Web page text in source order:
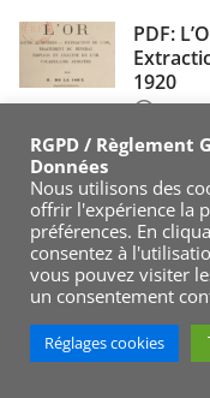
PDF:
1920
14393
trouver
les
13997
Tutoriel
manuel
sans
RGPD / Règlement
Données
Nous utilisons des
offrir l'expérience la
préférences. En
consentez à
vous pouvez visiter
un consentement
Réglages cookies